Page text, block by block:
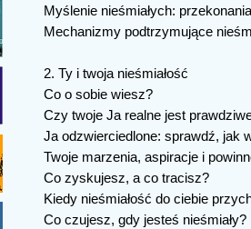
Myślenie nieśmiałych:
Mechanizmy podtrzymujące
2. Ty i twoja nieśmiałość
Co o sobie wiesz?
Czy twoje Ja realne jest
Ja odzwierciedlone: sprawdź, jak
Twoje marzenia, aspiracje i
Co zyskujesz, a co tracisz?
Kiedy nieśmiałość do ciebie
Co czujesz, gdy jesteś nieśmiały?